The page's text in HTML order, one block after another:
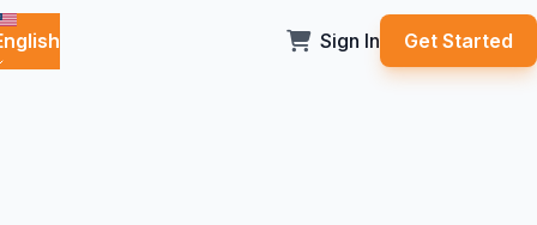
Sign In Get Started